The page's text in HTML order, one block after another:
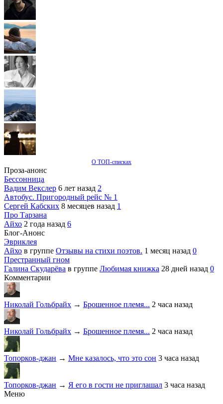
О ТОП-списках
Проза-анонс
Бессонница
Вадим Векслер 6 лет назад 2
Автобус. Пригородный рейс № 1
Сергей Кабских 8 месяцев назад 1
Про Тарзана
Айхо 2 года назад 6
Блог-Анонс
Эвриклея
Айхо в группе Отзывы на стихи поэтов. 1 месяц назад 0
Престранный гном
Галина Скударёва в группе Любимая книжка 28 дней назад 0
Комментарии
Николай Гольбрайх → Брошенное племя... 2 часа назад
Николай Гольбрайх → Брошенное племя... 2 часа назад
Топорков-джан → Мне казалось, что это сон 3 часа назад
Топорков-джан → Я его в гости не приглашал 3 часа назад
Меню